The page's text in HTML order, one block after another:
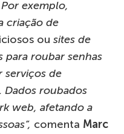
exemplo,
criação de
ou sites de
para roubar senhas
serviços de
Dados roubados
web, afetando a
comenta Marc